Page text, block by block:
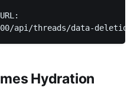
Hydration